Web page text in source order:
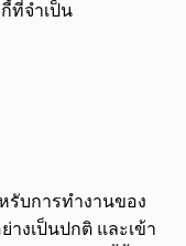
ที่จำเป็น
รับการทำงานของ
างเป็นปกติ และเข้า